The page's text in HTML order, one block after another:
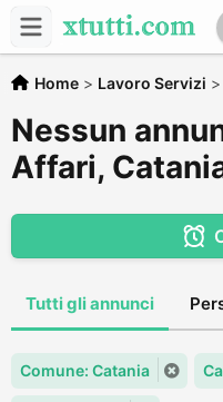
Home > Lavoro Servizi >
Nessun
Affari,
Tutti gli annunci
Comune: Catania